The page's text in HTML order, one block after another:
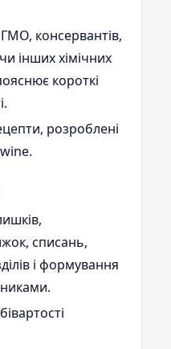
консервантів,
інших хімічних
короткі
розроблені
списань,
і формування